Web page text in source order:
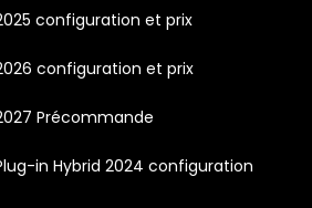
configuration et prix
configuration et prix
Précommande
in Hybrid 2024 configuration